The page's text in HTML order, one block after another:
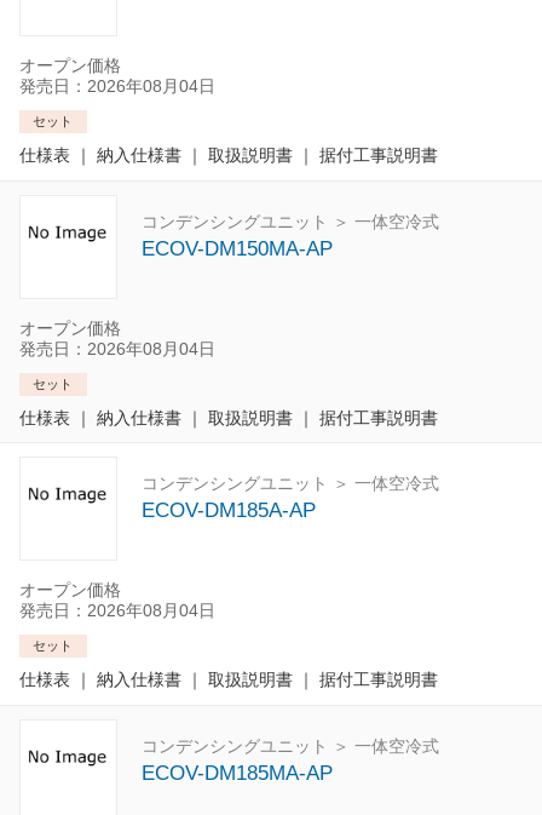
オープン価格
発売日：2026年08月04日
セット
仕様表 ｜ 納入仕様書｜ 取扱説明書｜ 据付工事説明書
コンデンシングユニット ＞ 一体空冷式
ECOV-DM150MA-AP
オープン価格
発売日：2026年08月04日
セット
仕様表 ｜ 納入仕様書｜ 取扱説明書｜ 据付工事説明書
コンデンシングユニット ＞ 一体空冷式
ECOV-DM185A-AP
オープン価格
発売日：2026年08月04日
セット
仕様表 ｜ 納入仕様書｜ 取扱説明書｜ 据付工事説明書
コンデンシングユニット ＞ 一体空冷式
ECOV-DM185MA-AP